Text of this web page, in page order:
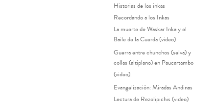
Historias de los inkas
Recordando a los Inkas
La muerte de Waskar Inka y el
Baile de la Cuerda (video)
Guerra entre chunchos (selva) y
collas (altiplano) en Paucartambo
(video).
Evangelización: Miradas Andinas
Lectura de Rezolipichis (video)